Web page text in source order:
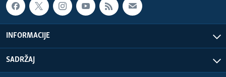
INFORMACIJE
SADRŽAJ